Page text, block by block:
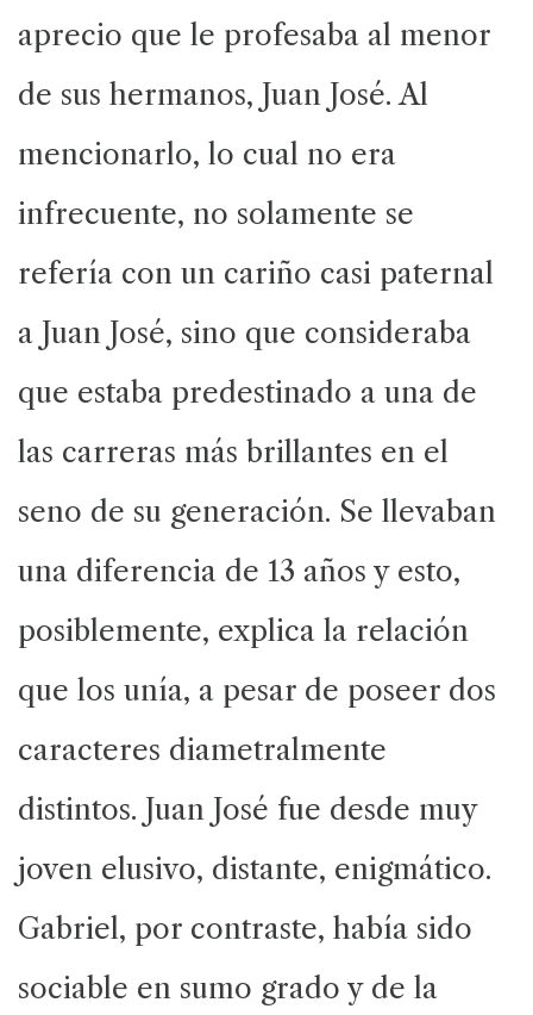
aprecio que le profesaba al menor
de sus hermanos, Juan José. Al
mencionarlo, lo cual no era
infrecuente, no solamente se
refería con un cariño casi paternal
a Juan José, sino que consideraba
que estaba predestinado a una de
las carreras más brillantes en el
seno de su generación. Se llevaban
una diferencia de 13 años y esto,
posiblemente, explica la relación
que los unía, a pesar de poseer dos
caracteres diametralmente
distintos. Juan José fue desde muy
joven elusivo, distante, enigmático.
Gabriel, por contraste, había sido
sociable en sumo grado y de la